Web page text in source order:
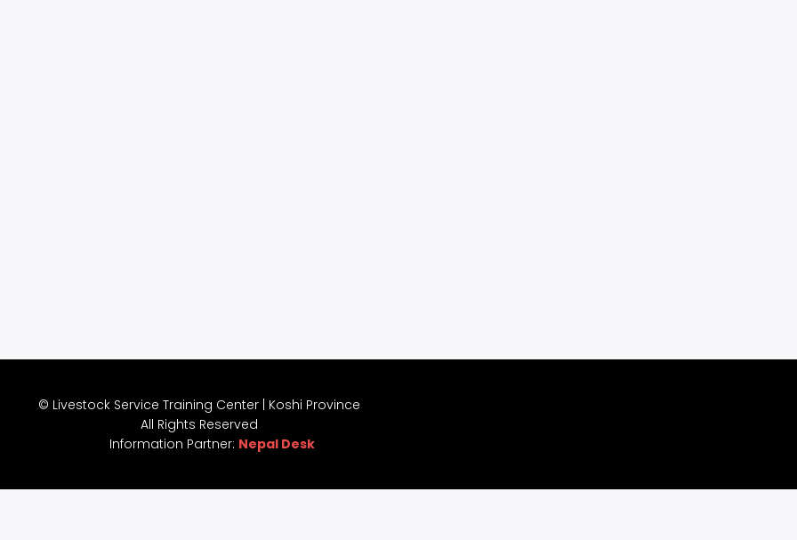
Information Partner: Nepal Desk
© Livestock Service Training Center | Koshi Province
All Rights Reserved